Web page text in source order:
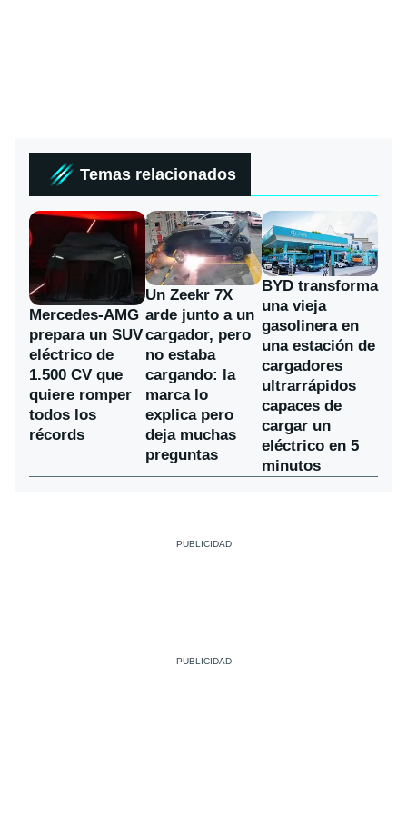
Temas relacionados
Mercedes-AMG
prepara un SUV
eléctrico de
1.500 CV que
quiere romper
todos los
récords
Un Zeekr 7X
arde junto a un
cargador, pero
no estaba
cargando: la
marca lo
explica pero
deja muchas
preguntas
BYD transforma
una vieja
gasolinera en
una estación de
cargadores
ultrarrápidos
capaces de
cargar un
eléctrico en 5
minutos